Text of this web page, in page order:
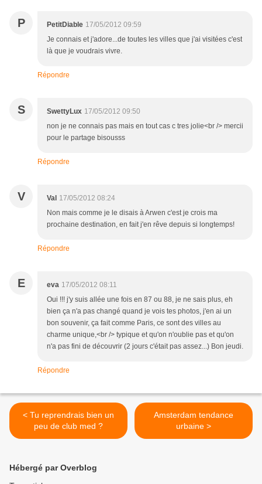
P PetitDiable 17/05/2012 09:59
Je connais et j'adore...de toutes les villes que j'ai visitées c'est
là que je voudrais vivre.
Répondre
S SwettyLux 17/05/2012 09:50
non je ne connais pas mais en tout cas c tres jolie<br /> mercii
pour le partage bisousss
Répondre
V Val 17/05/2012 08:24
Non mais comme je le disais à Arwen c'est je crois ma
prochaine destination, en fait j'en rêve depuis si longtemps!
Répondre
E eva 17/05/2012 08:11
Oui !!! j'y suis allée une fois en 87 ou 88, je ne sais plus, eh
bien ça n'a pas changé quand je vois tes photos, j'en ai un
bon souvenir, ça fait comme Paris, ce sont des villes au
charme unique,<br /> typique et qu'on n'oublie pas et qu'on
n'a pas fini de découvrir (2 jours c'était pas assez...) Bon jeudi.
Répondre
< Tu reprendrais bien un
peu de club med ?
Amsterdam tendance
urbaine >
Hébergé par Overblog